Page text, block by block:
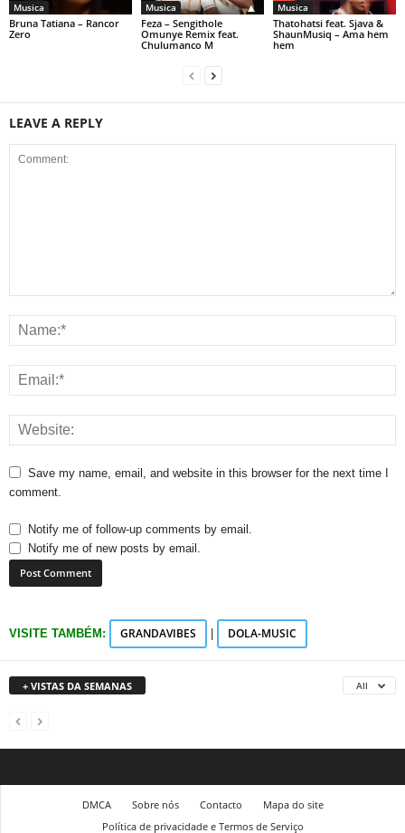
Musica
Bruna Tatiana – Rancor
Zero
Musica
Feza – Sengithole
Omunye Remix feat.
Chulumanco M
Musica
Thatohatsi feat. Sjava &
ShaunMusiq – Ama hem
hem
LEAVE A REPLY
Save my name, email, and website in this browser for the next time I
comment.
Notify me of follow-up comments by email.
Notify me of new posts by email.
VISITE TAMBÉM: GRANDAVIBES DOLA-MUSIC
+ VISTAS DA SEMANAS All
DMCA Sobre nós Contacto
Mapa do site
Política de privacidade e Termos de Serviço